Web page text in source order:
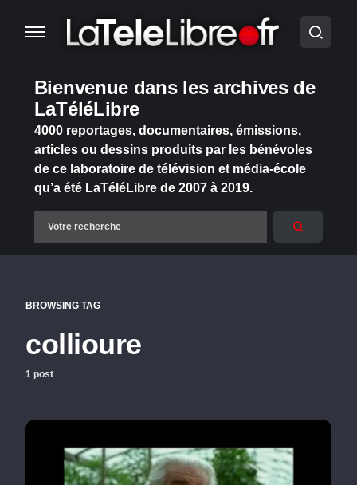
Bienvenue dans les archives de
LaTéléLibre
4000 reportages, documentaires, émissions,
articles ou dessins produits par les bénévoles
de ce laboratoire de télévision et média-école
qu’a été LaTéléLibre de 2007 à 2019.
BROWSING TAG
collioure
1 post